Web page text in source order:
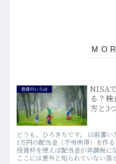
投資のいろは
NISA
る？
方と3
どうも、ひろきちです。 以前書
1万円の配当金（不労所得）を作
投資枠を使えば配当金が非課税に
ここには意外と知られていない落